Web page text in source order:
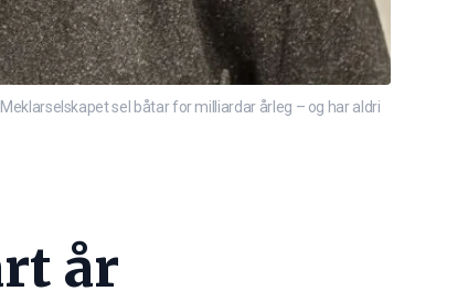
sel båtar for milliardar årleg – og har aldri
år